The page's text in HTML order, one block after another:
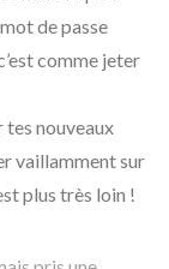
de passe
comme jeter
nouveaux
vaillamment sur
plus très loin !